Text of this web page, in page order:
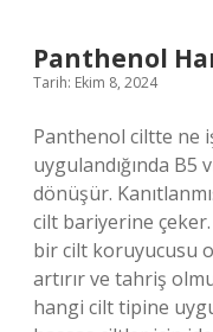
Panthenol
Tarih: Ekim 8, 2024
Panthenol ciltte ne
uygulandığında
dönüşür.
cilt bariyerine
bir cilt koruyucusu
artırır ve tahriş
hangi cilt tipine